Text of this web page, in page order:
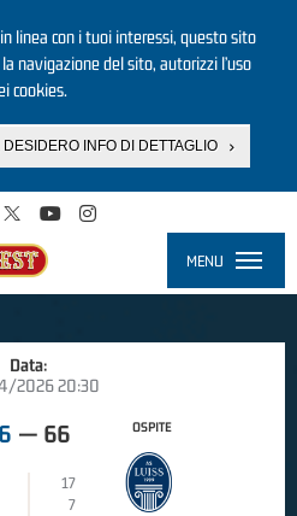
linea con i tuoi interessi, questo sito
navigazione del sito, autorizzi l’uso
cookies.
DESIDERO INFO DI DETTAGLIO
MENU
Data:
2026 20:30
— 66
17
7
OSPITE